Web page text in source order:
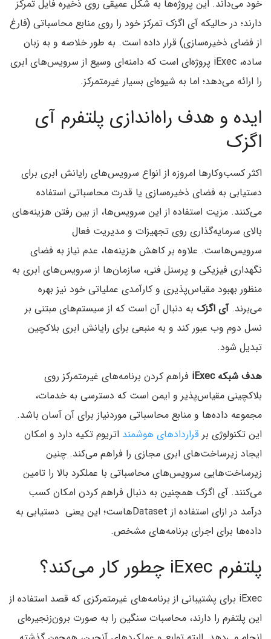
خود می‌داند. این پروژه‌ها به شکل عمیقی روی ذخیره فایل تمرکز
دارند؛ در حالیکه آی اگزک تمرکز خود را روی منابع محاسباتی (فارغ
از فضای ذخیره‌سازی) قرار داده است. به طور خلاصه و به زبان
ساده، iExec پروژه‌ای است که دامنه‌ای وسیع از سرویس‌های ابری
را ارائه می‌دهد؛ اما به شیوه‌ای بسیار غیرمتمرکز.
ایده و هدف راه‌اندازی پلتفرم آی
اگزک
اکثر کسب‌وکارها امروزه از انواع سرویس‌های رایانش ابری برای
دستیابی به فضای ذخیره‌سازی یا قدرت محاسباتی استفاده
می‌کنند. مزیت استفاده از این سرویس‌ها، از بین رفتن هزینه‌های
بالای سرمایه‌گذاری روی تجهیزات و مدیریت فعال
سرویس‌هاست. علاوه بر کاهش هزینه‌ها، عدم نیاز به فضای
نگهداری فیزیکی و پرسنل فنی، سازمان‌ها از سرویس‌های ابری به
منظور بهبود مقیاس‌پذیری و کارآمدی عملیاتی خود نیز بهره
می‌برند.آی اگزک به دنبال آن است که از سیستم‌های مبتنی بر
نسل دوم وب عبور کند و به منبعی برای رایانش ابری بلاکچین
تبدیل شود.
هدف شبکه iExec
فراهم کردن برنامه‌های غیرمتمرکز روی
بلاکچینی مقیاس‌پذیر و ایمن است که دسترسی به خدمات،
مجموعه داده‌ها و منابع محاسباتی موردنیاز برای آن آسان باشد.
این تکنولوژی بر قراردادهای هوشمند اتریوم تکیه دارد و امکان
ایجاد زیرساخت‌های ابری مجازی را فراهم می‌کند. چنین
زیرساخت‌هایی سرویس‌های محاسباتی با عملکرد بالا را تامین
می‌کنند. آی اگزک همچنین به دنبال فراهم کردن امکان کسب
درآمد در ازای استفاده از Datasetهاست؛ این یعنی دستیابی به
داده‌ها برای اجرای برنامه‌های مشخص.
پلتفرم iExec چطور کار می‌کند؟
iExec برای پشتیبانی از برنامه‌های غیرمتمرکزی که قصد استفاده از
این پلتفرم را دارند، محاسبات سنگین را به صورت برون‌زنجیره‌ای